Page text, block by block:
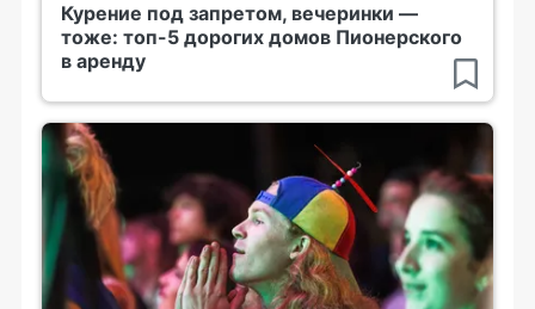
Курение под запретом, вечеринки —
тоже: топ-5 дорогих домов Пионерского
в аренду